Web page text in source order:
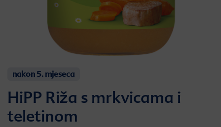
nakon 5. mjeseca
HiPP Riža s mrkvicama i
teletinom